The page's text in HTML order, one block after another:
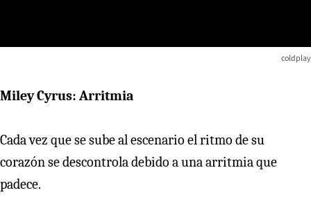
coldplay
Miley Cyrus: Arritmia
Cada vez que se sube al escenario el ritmo de su
corazón se descontrola debido a una arritmia que
padece.